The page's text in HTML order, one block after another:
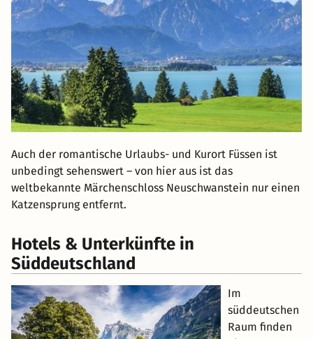
Auch der romantische Urlaubs- und Kurort Füssen ist
unbedingt sehenswert – von hier aus ist das
weltbekannte Märchenschloss Neuschwanstein nur einen
Katzensprung entfernt.
Hotels & Unterkünfte in
Süddeutschland
Raum finden
Sie Hotels
sowohl in
kleinen wie